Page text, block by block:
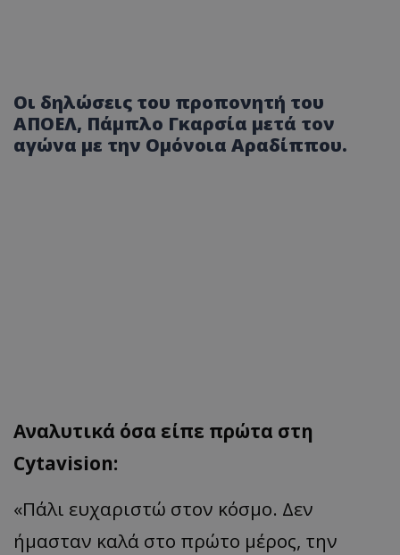
Οι δηλώσεις του προπονητή του
ΑΠΟΕΛ, Πάμπλο Γκαρσία μετά τον
αγώνα με την Ομόνοια Αραδίππου.
Αναλυτικά όσα είπε πρώτα στη
Cytavision:
«Πάλι ευχαριστώ στον κόσμο. Δεν
ήμασταν καλά στο πρώτο μέρος, την